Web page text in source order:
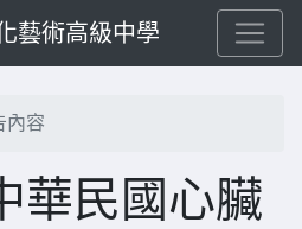
藝術高級中學
內容
華民國心臟